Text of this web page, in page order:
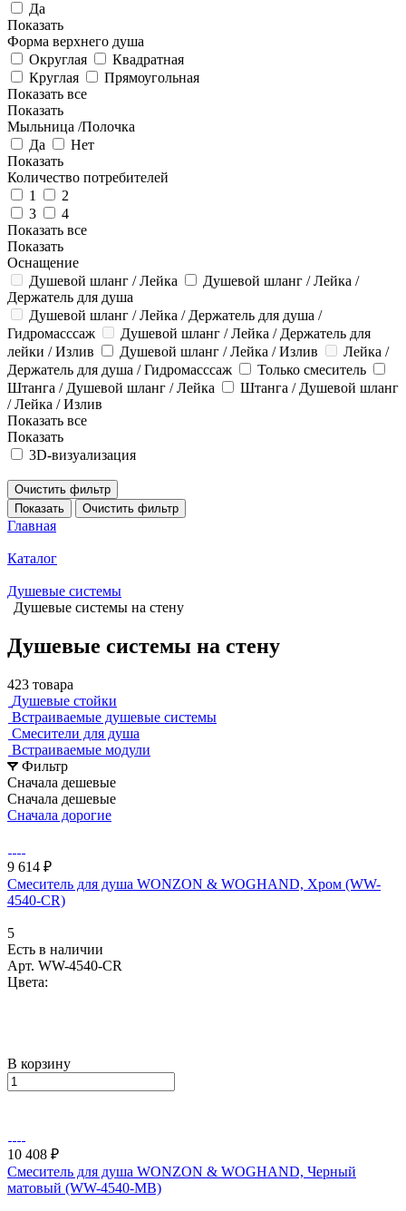
Да
Показать
Форма верхнего душа
Округлая
Квадратная
Круглая
Прямоугольная
Показать все
Показать
Мыльница /Полочка
Да
Нет
Показать
Количество потребителей
1
2
3
4
Показать все
Показать
Оснащение
Душевой шланг / Лейка
Душевой шланг / Лейка /
Держатель для душа
Душевой шланг / Лейка / Держатель для душа /
Гидромасссаж
Душевой шланг / Лейка / Держатель для
лейки / Излив
Душевой шланг / Лейка / Излив
Лейка /
Держатель для душа / Гидромасссаж
Только смеситель
Штанга / Душевой шланг / Лейка
Штанга / Душевой шланг
/ Лейка / Излив
Показать все
Показать
3D-визуализация
Очистить фильтр
Показать
Очистить фильтр
Главная
Каталог
Душевые системы
Душевые системы на стену
Душевые системы на стену
423 товара
Душевые стойки
Встраиваемые душевые системы
Смесители для душа
Встраиваемые модули
Фильтр
Сначала дешевые
Сначала дешевые
Сначала дорогие
9 614 ₽
Смеситель для душа WONZON & WOGHAND, Хром (WW-
4540-CR)
5
Есть в наличии
Арт. WW-4540-CR
Цвета:
В корзину
10 408 ₽
Смеситель для душа WONZON & WOGHAND, Черный
матовый (WW-4540-MB)